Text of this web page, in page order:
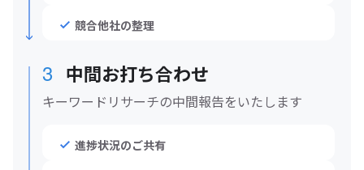
競合他社の整理
3 中間お打ち合わせ
キーワードリサーチの中間報告をいたします
進捗状況のご共有